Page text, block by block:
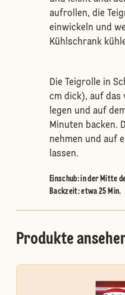
aufrollen, die
einwickeln und
Kühlschrank
Die Teigrolle in
cm dick), auf das
legen und auf
Minuten backen.
nehmen und auf
lassen.
Einschub:in der Mitte
Backzeit: etwa 25 Min.
Produkte